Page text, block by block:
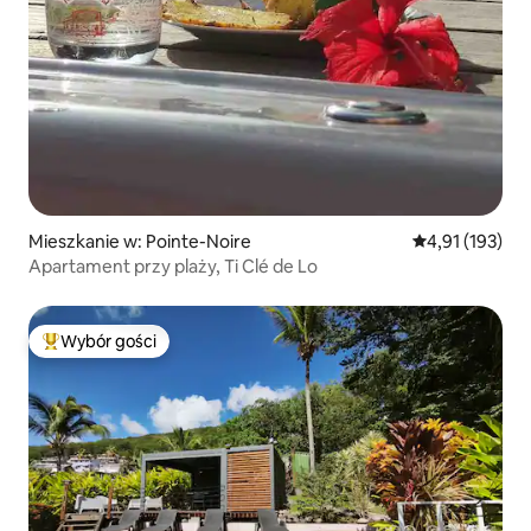
Mieszkanie w: Pointe-Noire Średnia
4,91 (193)
Apartament przy plaży, Ti Clé de Lo
Najpopularniejsze z kategorii Wybór gości
Wybór gości